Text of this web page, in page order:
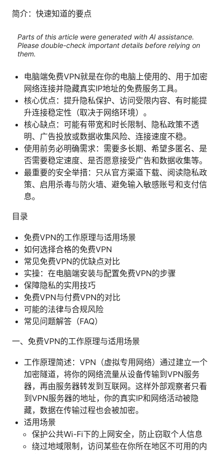
简介：快速知道的要点
Parts of this article were generated with AI assistance.
Please double-check important details before relying on
them.
电脑端免费VPN就是在你的电脑上使用的、用于加密
网络连接并隐藏真实IP地址的免费服务工具。
核心优点：提升隐私保护、访问受限内容、有时能提
升连接稳定性（取决于网络环境）。
核心缺点：可能有带宽和时长限制、隐私政策不透
明、广告投放或数据收集风险、连接速度不稳。
使用前务必明确需求：需要多长期、希望多匿名、是
否需要稳定速度、是否愿意接受广告和数据收集等。
最重要的安全举措：只从官方渠道下载、阅读隐私政
策、启用杀毒与防火墙、避免输入敏感账号和支付信
息。
目录
免费VPN的工作原理与适用场景
如何选择合格的免费VPN
常见免费VPN的优缺点对比
实操：在电脑端安装与配置免费VPN的步骤
保障隐私的实用技巧
免费VPN与付费VPN的对比
可能的法律与合规风险
常见问题解答（FAQ）
一、免费VPN的工作原理与适用场景
工作原理简述：VPN（虚拟专用网络）通过建立一个
加密隧道，将你的网络流量从设备传输到VPN服务
器，再由服务器转发到互联网。这样外部观察者只看
到VPN服务器的地址，你的真实IP和网络活动被隐
藏，数据在传输过程也会被加密。
适用场景
保护公共Wi-Fi下的上网安全，防止窃取个人信息
绕过地域限制，访问某些在你所在地区不可用的内